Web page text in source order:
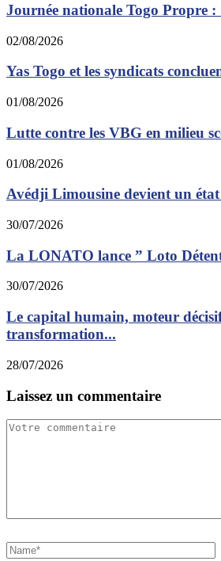
Journée nationale Togo Propre :
02/08/2026
Yas Togo et les syndicats
01/08/2026
Lutte contre les VBG en milieu
01/08/2026
Avédji Limousine devient un état
30/07/2026
La LONATO lance ” Loto
30/07/2026
Le capital humain, moteur
transformation...
28/07/2026
Laissez un commentaire